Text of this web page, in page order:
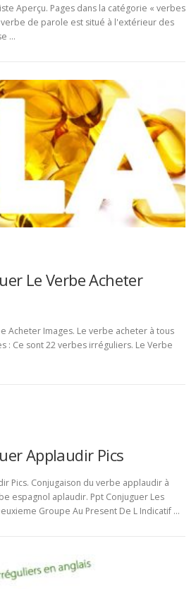
Aperçu. Pages dans la catégorie « verbes
de parole est situé à l'extérieur des
…
Le Verbe Acheter
Acheter Images. Le verbe acheter à tous
: Ce sont 22 verbes irréguliers. Le Verbe
Applaudir Pics
Pics. Conjugaison du verbe applaudir à
espagnol aplaudir. Ppt Conjuguer Les
Groupe Au Present De L Indicatif …